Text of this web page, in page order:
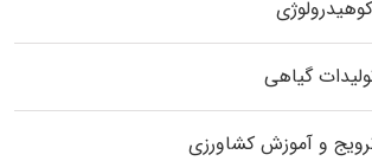
گیاهی
و آموزش کشاورزی